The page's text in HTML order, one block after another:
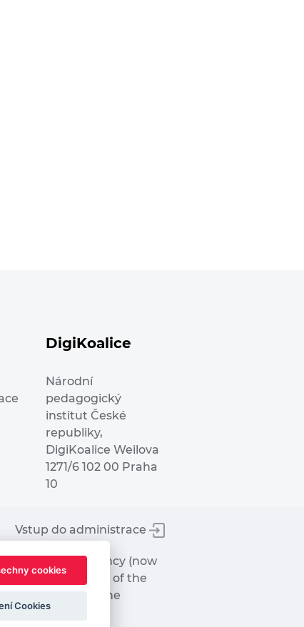
DigiKoalice
Národní
pedagogický
institut České
republiky,
DigiKoalice Weilova
1271/6 102 00 Praha
10
Vstup do administrace
Executive Agency (now
represent the view of the
be made of the
cookies
Cookies